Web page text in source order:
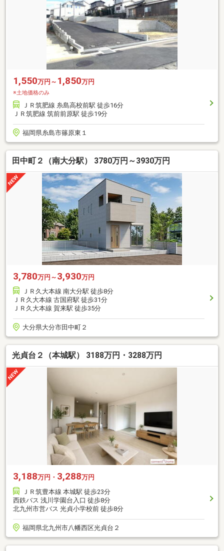
1,550万円～ 1,850万円
※土地価格のみ
ＪＲ筑肥線 糸島高校前駅 徒歩16分
ＪＲ筑肥線 筑前前原駅 徒歩19分
福岡県糸島市篠原東１
田中町２（南大分駅） 3780万円～3930万円
3,780万円～ 3,930万円
ＪＲ久大本線 南大分駅 徒歩8分
ＪＲ久大本線 古国府駅 徒歩31分
ＪＲ久大本線 賀来駅 徒歩35分
大分県大分市田中町２
光貞台２（本城駅） 3188万円・3288万円
3,188万円・ 3,288万円
ＪＲ筑豊本線 本城駅 徒歩23分
西鉄バス 浅川学園台入口 徒歩8分
北九州市営バス 光貞小学校前 徒歩8分
福岡県北九州市八幡西区光貞台２